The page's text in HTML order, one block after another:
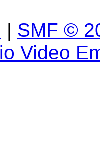
| SMF ©
Video